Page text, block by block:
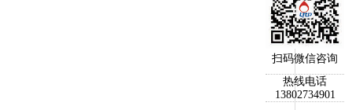
扫码微信咨询
热线电话
13802734901